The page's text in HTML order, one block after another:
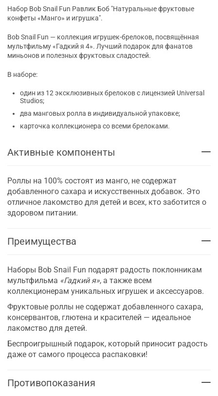
Набор Bob Snail Fun Равлик Боб "Натуральные фруктовые
конфеты «Манго» и игрушка".
Bob Snail Fun — коллекция игрушек-брелоков, посвящённая
мультфильму «Гадкий я 4». Лучший подарок для фанатов
миньонов и полезных фруктовых сладостей.
В наборе:
один из 12 эксклюзивных брелоков с лицензией Universal
Studios;
два манговых ролла в индивидуальной упаковке;
карточка коллекционера со всеми брелоками.
Активные компоненты
Роллы на 100% состоят из манго, не содержат
добавленного сахара и искусственных добавок. Это
отличное лакомство для детей и всех, кто заботится о
здоровом питании.
Преимущества
Наборы Bob Snail Fun подарят радость поклонникам
мультфильма «Гадкий я», а также всем
коллекционерам уникальных игрушек и аксессуаров.
Фруктовые роллы не содержат добавленного сахара,
консервантов, глютена и красителей — идеальное
лакомство для детей.
Беспроигрышный подарок, который приносит радость
даже от самого процесса распаковки!
Противопоказания